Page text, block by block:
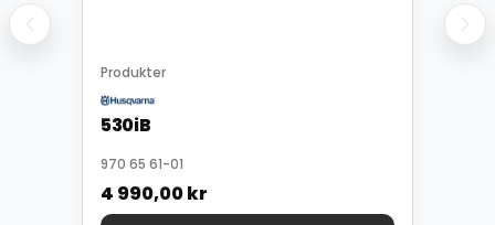
Produkter
530iB
970 65 61-01
4 990,00kr